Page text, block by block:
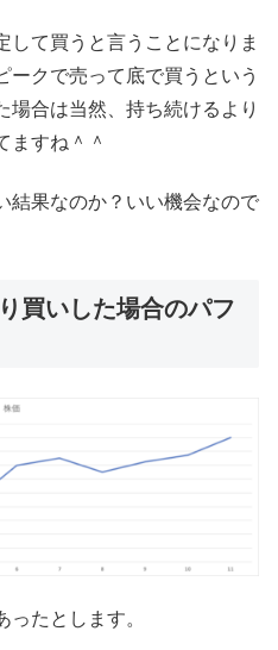
して買うと言うことになりま
ークで売って底で買うという
場合は当然、持ち続けるより
ますね＾＾
結果なのか？いい機会なので
買いした場合のパフ
たとします。